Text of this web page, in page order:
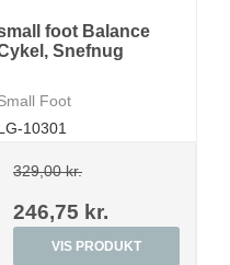
foot Balance
Snefnug
Foot
10301
329,00 kr.
246,75 kr.
VIS PRODUKT